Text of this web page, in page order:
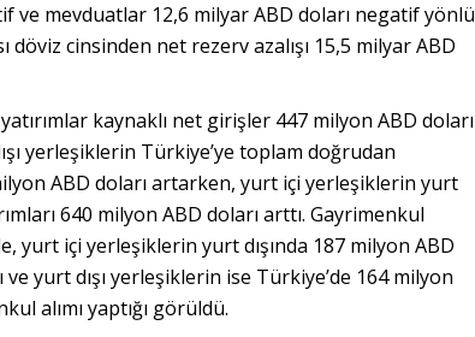
ve mevduatlar 12,6 milyar ABD doları negatif yönlü
döviz cinsinden net rezerv azalışı 15,5 milyar ABD
kaynaklı net girişler 447 milyon ABD doları
yerleşiklerin Türkiye’ye toplam doğrudan
ABD doları artarken, yurt içi yerleşiklerin yurt
640 milyon ABD doları arttı. Gayrimenkul
yurt içi yerleşiklerin yurt dışında 187 milyon ABD
ve yurt dışı yerleşiklerin ise Türkiye’de 164 milyon
alımı yaptığı görüldü.